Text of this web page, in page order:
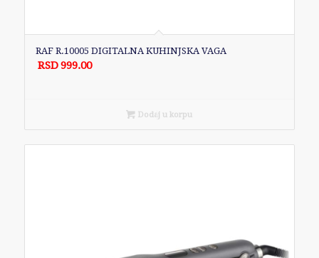
RAF R.10005 DIGITALNA KUHINJSKA VAGA
RSD999.00
Dodaj u korpu